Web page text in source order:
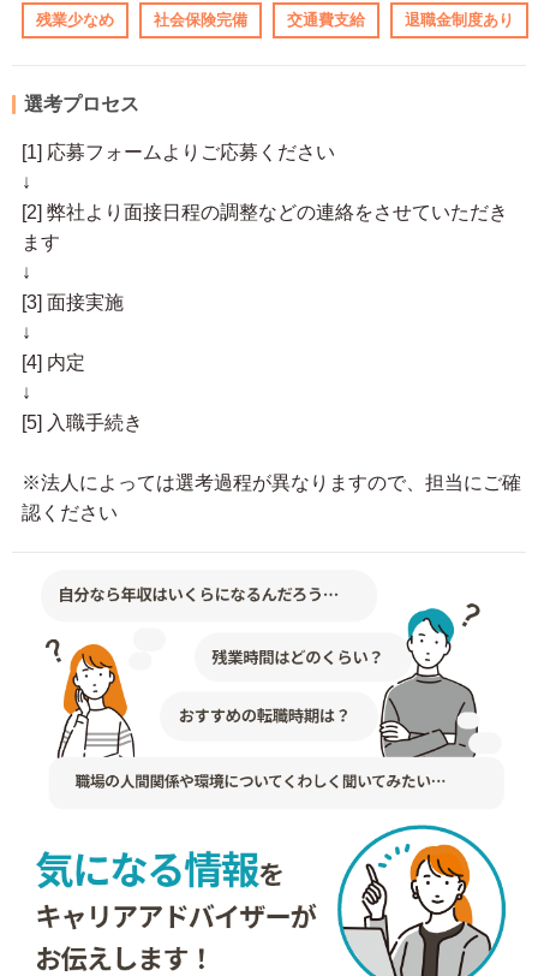
残業少なめ 社会保険完備 交通費支給 退職金制度あり
選考プロセス
[1] 応募フォームよりご応募ください
↓
[2] 弊社より面接日程の調整などの連絡をさせていただき
ます
↓
[3] 面接実施
↓
[4] 内定
↓
[5] 入職手続き
※法人によっては選考過程が異なりますので、担当にご確
認ください